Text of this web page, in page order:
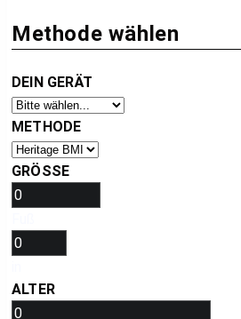
Methode wählen
DEIN GERÄT
METHODE
GRÖSSE
ALTER